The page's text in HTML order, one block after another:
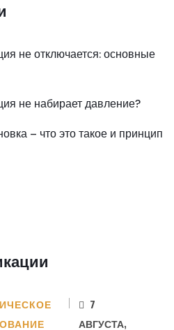
не отключается: основные
не набирает давление?
– что это такое и принцип
7
АВГУСТА,